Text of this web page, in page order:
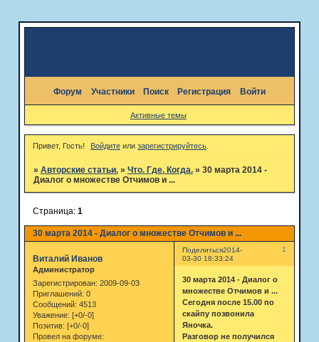
Форум Участники Поиск Регистрация Войти
Активные темы
Привет, Гость! Войдите илизарегистрируйтесь
» Авторские статьи. » Что. Где. Когда. » 30 марта 2014 -
Диалог о множестве Отчимов и ...
30 марта 2014 - Диалог о множестве Отчимов и ...
Страница: 1
Поделиться 1
2014-
03-30 18:33:24
Виталий Иванов
Администратор
Зарегистрирован: 2009-09-03
Приглашений: 0
Сообщений: 4513
Уважение: [+0/-0]
Позитив: [+0/-0]
Провел на форуме:
30 марта 2014 - Диалог о
множестве Отчимов и ...
Сегодня после 15.00 по
скайпу позвонила
Яночка.
Разговор не получился